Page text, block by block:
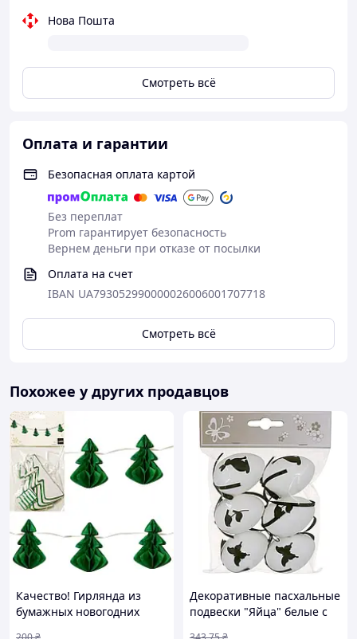
Нова Пошта
Смотреть всё
Оплата и гарантии
Безопасная оплата картой
Без переплат
Prom гарантирует безопасность
Вернем деньги при отказе от посылки
Оплата на счет
IBAN UA793052990000026006001707718
Смотреть всё
Похожее у других продавцов
Качество! Гирлянда из
бумажных новогодних
Декоративные пасхальные
подвески "Яйца" белые с